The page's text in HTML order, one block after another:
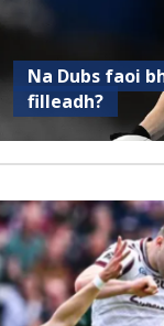
Na Dubs faoi
filleadh?